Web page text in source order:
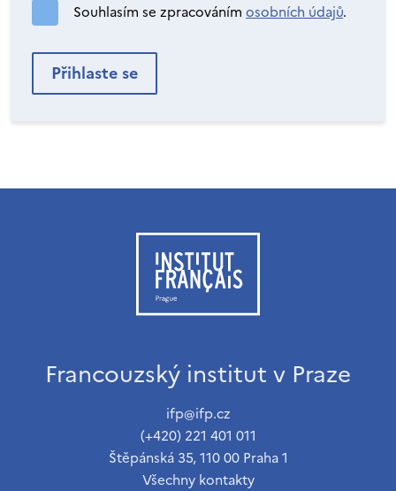
Souhlasím se zpracováním osobních údajů.
Francouzský institut v Praze
ifp@ifp.cz
(+420) 221 401 011
Štěpánská 35, 110 00 Praha 1
Všechny kontakty